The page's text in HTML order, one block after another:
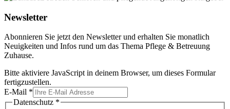
Newsletter
Abonnieren Sie jetzt den Newsletter und erhalten Sie monatlich
Neuigkeiten und Infos rund um das Thema Pflege & Betreuung
Zuhause.
Bitte aktiviere JavaScript in deinem Browser, um dieses Formular
fertigzustellen.
E-Mail *
Datenschutz *